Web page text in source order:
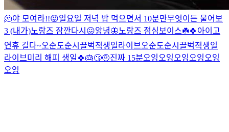
🫠야 모여라!!😝일요일 저녁 밥 먹으면서 10분만무엇이든 물어보
3 (내가)노랑즈 잠깐다시😖앙녕🦋노랑즈 점심보이스☘️🍀 아이고
연휴 길다~오순도순시끌벅적생일라이브 오순도순시끌벅적생일
라이브미리 해피 생일🍀🎂😗🤨진짜 15분오잉오잉오잉 오잉오잉
오잉